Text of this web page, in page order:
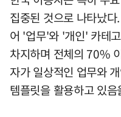
집중된 것으로 나타났
어 '업무'와 '개인' 카테
차지하며 전체의 70%
자가 일상적인 업무와
템플릿을 활용하고 있